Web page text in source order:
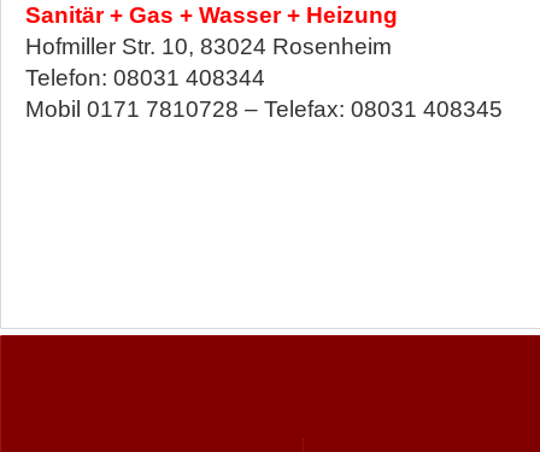
Sanitär + Gas + Wasser + Heizung
Hofmiller Str. 10, 83024 Rosenheim
Telefon: 08031 408344
Mobil 0171 7810728 – Telefax: 08031 408345